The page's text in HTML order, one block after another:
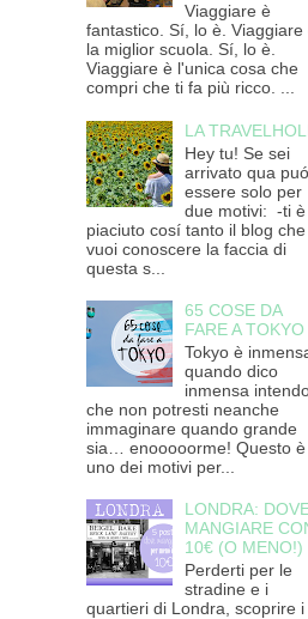
Viaggiare è
fantastico. Sí, lo è. Viaggiare
la miglior scuola. Sí, lo è.
Viaggiare è l'unica cosa che
compri che ti fa più ricco. ...
LA
Hey tu! Se sei
arrivato qua puó
essere solo per
due motivi: -ti è
piaciuto cosí tanto il blog che
vuoi conoscere la faccia di
questa s...
65 COSE DA
FARE A TOKYO
Tokyo è
quando dico
inmensa
che non potresti neanche
immaginare quando grande
sia… enooooorme! Questo è
uno dei motivi per...
LONDRA:
MANGIARE
10€ (O MENO!)
Perderti per le
stradine e i
quartieri di Londra, scoprire i